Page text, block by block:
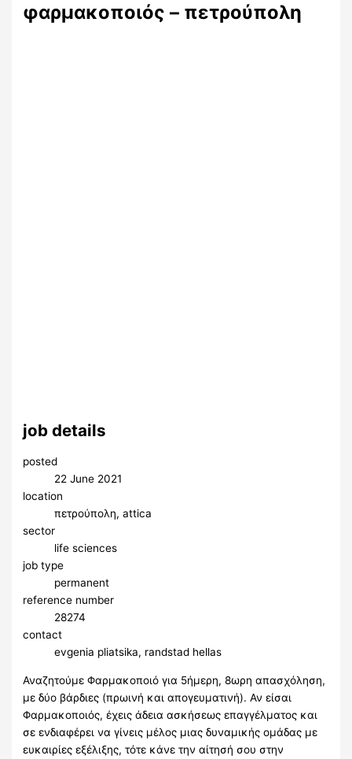
φαρμακοποιός – πετρούπολη
job details
posted
22 June 2021
location
πετρούπολη, attica
sector
life sciences
job type
permanent
reference number
28274
contact
evgenia pliatsika, randstad hellas
Αναζητούμε Φαρμακοποιό για 5ήμερη, 8ωρη απασχόληση,
με δύο βάρδιες (πρωινή και απογευματινή). Αν είσαι
Φαρμακοποιός, έχεις άδεια ασκήσεως επαγγέλματος και
σε ενδιαφέρει να γίνεις μέλος μιας δυναμικής ομάδας με
ευκαιρίες εξέλιξης, τότε κάνε την αίτησή σου στην